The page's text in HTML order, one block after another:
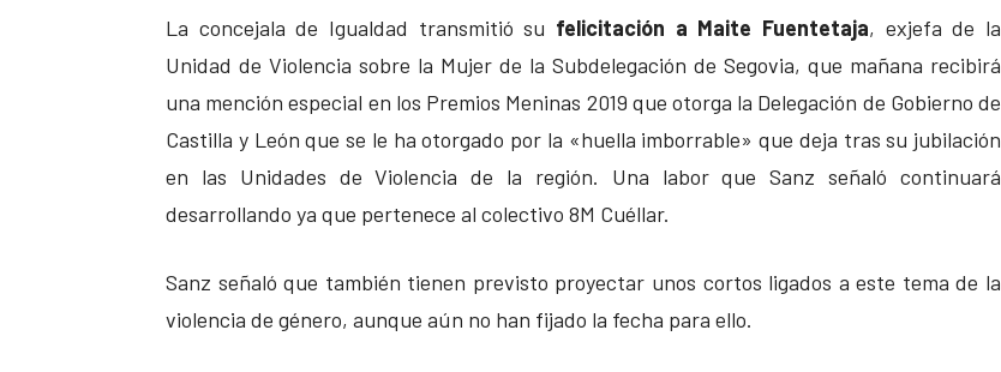
La concejala de Igualdad transmitió su felicitación a Maite Fuentetaja, exjefa de la
Unidad de Violencia sobre la Mujer de la Subdelegación de Segovia, que mañana recibirá
una mención especial en los Premios Meninas 2019 que otorga la Delegación de Gobierno de
Castilla y León que se le ha otorgado por la «huella imborrable» que deja tras su jubilación
en las Unidades de Violencia de la región. Una labor que Sanz señaló continuará
desarrollando ya que pertenece al colectivo 8M Cuéllar.
Sanz señaló que también tienen previsto proyectar unos cortos ligados a este tema de la
violencia de género, aunque aún no han fijado la fecha para ello.